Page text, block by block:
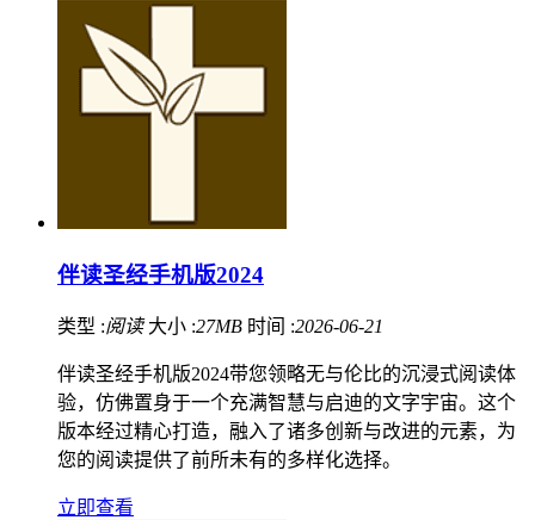
伴读圣经手机版2024
类型 :阅读 大小 :27MB 时间 :2026-06-21
伴读圣经手机版2024带您领略无与伦比的沉浸式阅读体
验，仿佛置身于一个充满智慧与启迪的文字宇宙。这个
版本经过精心打造，融入了诸多创新与改进的元素，为
您的阅读提供了前所未有的多样化选择。
立即查看